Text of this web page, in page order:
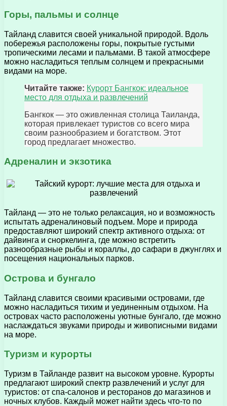
Горы, пальмы и солнце
Тайланд славится своей уникальной природой. Вдоль
побережья расположены горы, покрытые густыми
тропическими лесами и пальмами. В такой атмосфере
можно насладиться теплым солнцем и прекрасными
видами на море.
Читайте также: Курорт Бангкок: идеальное
место для отдыха и развлечений
Бангкок — это оживленная столица Таиланда,
которая привлекает туристов со всего мира
своим разнообразием и богатством. Этот
город предлагает множество.
Адреналин и экзотика
Тайланд — это не только релаксация, но и возможность
испытать адреналиновый подъем. Море и природа
предоставляют широкий спектр активного отдыха: от
дайвинга и сноркелинга, где можно встретить
разнообразные рыбы и кораллы, до сафари в джунглях и
посещения национальных парков.
Острова и бунгало
Тайланд славится своими красивыми островами, где
можно насладиться тихим и уединенным отдыхом. На
островах часто расположены уютные бунгало, где можно
наслаждаться звуками природы и живописными видами
на море.
Туризм и курорты
Туризм в Тайланде развит на высоком уровне. Курорты
предлагают широкий спектр развлечений и услуг для
туристов: от спа-салонов и ресторанов до магазинов и
ночных клубов. Каждый может найти здесь что-то по